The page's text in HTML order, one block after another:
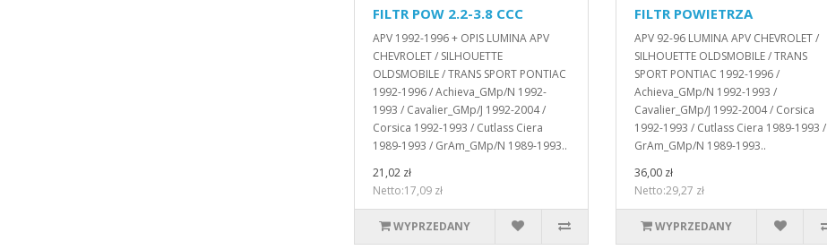
FILTR POW 2.2-3.8 CCC
APV 1992-1996 + OPIS LUMINA APV
CHEVROLET / SILHOUETTE
OLDSMOBILE / TRANS SPORT PONTIAC
1992-1996 / Achieva_GMp/N 1992-
1993 / Cavalier_GMp/J 1992-2004 /
Corsica 1992-1993 / Cutlass Ciera
1989-1993 / GrAm_GMp/N 1989-1993..
21,02 zł
Netto:17,09 zł
WYPRZEDANY
FILTR POWIETRZA
APV 92-96 LUMINA APV CHEVROLET /
SILHOUETTE OLDSMOBILE / TRANS
SPORT PONTIAC 1992-1996 /
Achieva_GMp/N 1992-1993 /
Cavalier_GMp/J 1992-2004 / Corsica
1992-1993 / Cutlass Ciera 1989-1993 /
GrAm_GMp/N 1989-1993..
36,00 zł
Netto:29,27 zł
WYPRZEDANY